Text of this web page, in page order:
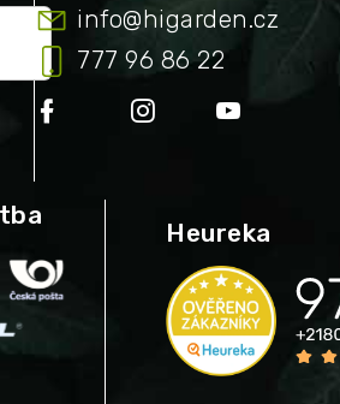
info@higarden.cz
777 96 86 22
Heureka